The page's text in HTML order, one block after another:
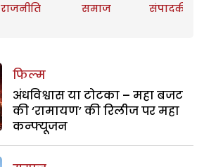
राजनीति समाज संपादकीय
फिल्म
अंधविश्वास या टोटका – महा बजट
की ‘रामायण’ की रिलीज पर महा
कन्फ्यूजन